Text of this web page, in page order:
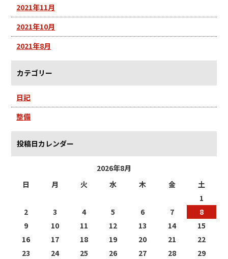
2021年11月
2021年10月
2021年8月
カテゴリー
日記
整備
投稿日カレンダー
2026年8月
日
月 火 水 木 金
土
1
2
3 4 5 6 7
8
9
10 11 12 13 14
15
16
17 18 19 20 21
22
23
24 25 26 27 28 29